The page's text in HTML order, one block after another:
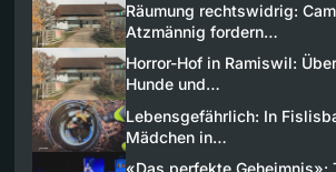
Räumung rechtswidrig:
Atzmännig fordern…
Horror-Hof in Ramiswil:
Hunde und…
Lebensgefährlich: In
Mädchen in…
«Das perfekte Geheimnis»: